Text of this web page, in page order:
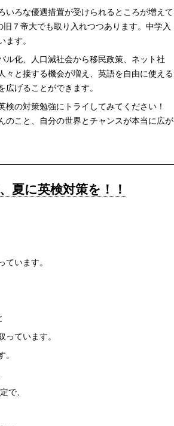
いろな優遇措置が受けられるところが増えて
７帝大でも取り入れつつあります。中学入
す。
ル化、人口減社会から移民政策、ネット社
々と接する機会が増え、英語を自由に使える
げることができます。
の対策勉強にトライしてみてください！
のこと、自分の世界とチャンスが本当に広が
夏に英検対策を！！
います。
ています。
で、